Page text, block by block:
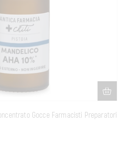
Gocce Farmacisti Preparatori